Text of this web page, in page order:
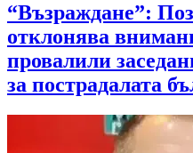
“Възраждане”:
отклонява
провалили
за пострадалата